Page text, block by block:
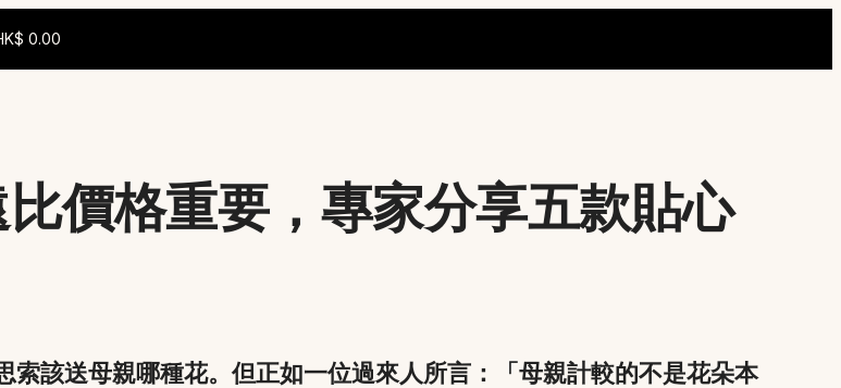
0.00
價格重要，專家分享五款貼心
該送母親哪種花。但正如一位過來人所言：「母親計較的不是花朵本